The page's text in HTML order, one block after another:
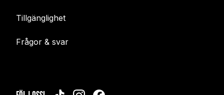
Tillgänglighet
Frågor & svar